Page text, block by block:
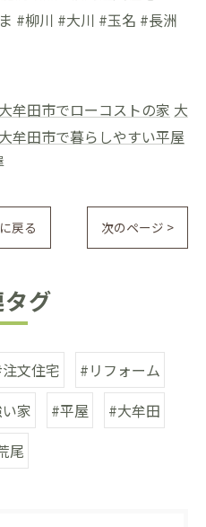
#柳川 #大川 #玉名 #長洲
大牟田市でローコストの家 大
大牟田市で暮らしやすい平屋
戻る 次のページ >
グ
文住宅
#リフォーム
家 #平屋
#大牟田
尾